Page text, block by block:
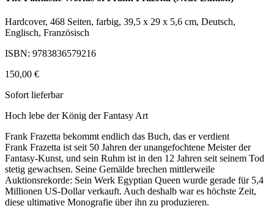
Hardcover, 468 Seiten, farbig, 39,5 x 29 x 5,6 cm, Deutsch,
Englisch, Französisch
ISBN: 9783836579216
150,00 €
Sofort lieferbar
Hoch lebe der König der Fantasy Art
Frank Frazetta bekommt endlich das Buch, das er verdient
Frank Frazetta ist seit 50 Jahren der unangefochtene Meister der
Fantasy-Kunst, und sein Ruhm ist in den 12 Jahren seit seinem Tod
stetig gewachsen. Seine Gemälde brechen mittlerweile
Auktionsrekorde: Sein Werk Egyptian Queen wurde gerade für 5,4
Millionen US-Dollar verkauft. Auch deshalb war es höchste Zeit,
diese ultimative Monografie über ihn zu produzieren.